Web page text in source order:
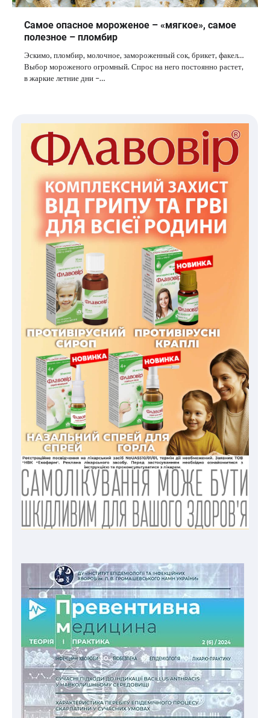
Самое опасное мороженое – «мягкое», самое
полезное – пломбир
Эскимо, пломбир, молочное, замороженный сок, брикет, факел…
Выбор мороженого огромный. Спрос на него постоянно растет,
в жаркие летние дни –…